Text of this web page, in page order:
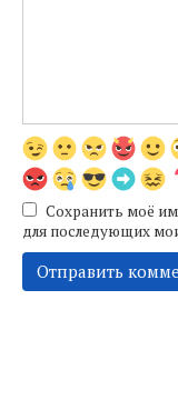
Сохранить моё
для последующих